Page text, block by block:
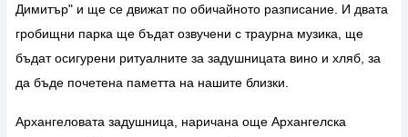
Димитър" и ще се движат по обичайното разписание. И двата
гробищни парка ще бъдат озвучени с траурна музика, ще
бъдат осигурени ритуалните за задушницата вино и хляб, за
да бъде почетена паметта на нашите близки.
Архангеловата задушница, наричана още Архангелска